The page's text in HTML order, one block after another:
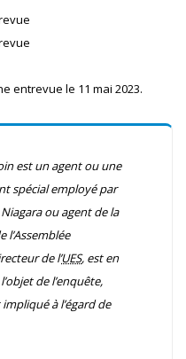
entrevue le 11 mai 2023.
est un agent ou une
spécial employé par
ou agent de la
l’Assemblée
de l’UES, est en
de l’enquête,
à l’égard de